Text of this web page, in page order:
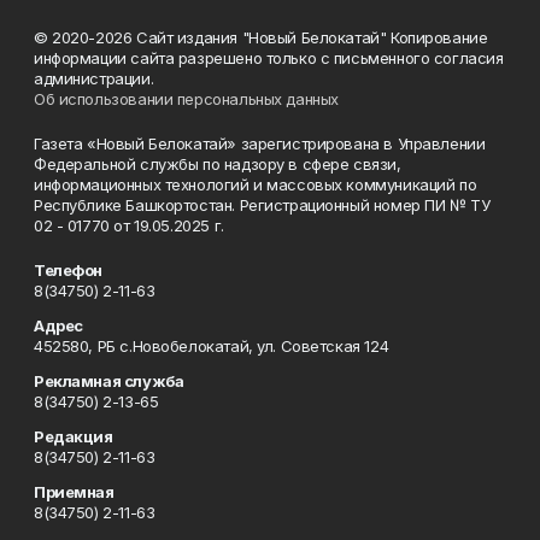
© 2020-2026 Сайт издания "Новый Белокатай" Копирование
информации сайта разрешено только с письменного согласия
администрации.
Об использовании персональных данных
Газета «Новый Белокатай» зарегистрирована в Управлении
Федеральной службы по надзору в сфере связи,
информационных технологий и массовых коммуникаций по
Республике Башкортостан. Регистрационный номер ПИ № ТУ
02 - 01770 от 19.05.2025 г.
Телефон
8(34750) 2-11-63
Адрес
452580, РБ с.Новобелокатай, ул. Советская 124
Рекламная служба
8(34750) 2-13-65
Редакция
8(34750) 2-11-63
Приемная
8(34750) 2-11-63